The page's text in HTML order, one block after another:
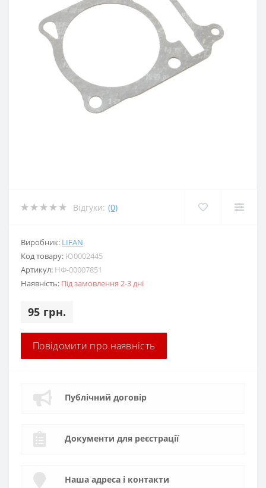
Відгуки: (0)
Виробник: LIFAN
Код товару: Ю0002445
Артикул: НФ-00007851
Наявність: Під замовлення 2-3 дні
95 грн.
Повідомити про наявність
Публічний договір
Документи для реєстрації
Наша адреса і контакти